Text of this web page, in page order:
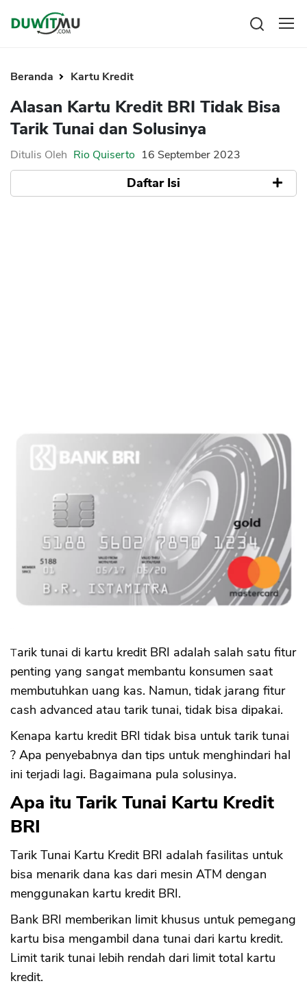
Reksadana
Saham
Bitcoin
Pinjaman
KTA
KPR
Kredit Usaha
Pinjaman Online
Broker Forex
Bank Digital
Crypto
Asuransi
Asuransi Jiwa
Asuransi Kesehatan
Asuransi Syariah
Beranda Kartu Kredit
Alasan Kartu Kredit BRI Tidak Bisa
Tarik Tunai dan Solusinya
Ditulis Oleh Rio Quiserto 16 September 2023
Daftar Isi
Tarik tunai di kartu kredit BRI adalah salah satu fitur
penting yang sangat membantu konsumen saat
membutuhkan uang kas. Namun, tidak jarang fitur
cash advanced atau tarik tunai, tidak bisa dipakai.
Kenapa kartu kredit BRI tidak bisa untuk tarik tunai
? Apa penyebabnya dan tips untuk menghindari hal
ini terjadi lagi. Bagaimana pula solusinya.
Apa itu Tarik Tunai Kartu Kredit
BRI
Tarik Tunai Kartu Kredit BRI adalah fasilitas untuk
bisa menarik dana kas dari mesin ATM dengan
menggunakan kartu kredit BRI.
Bank BRI memberikan limit khusus untuk pemegang
kartu bisa mengambil dana tunai dari kartu kredit.
Limit tarik tunai lebih rendah dari limit total kartu
kredit.